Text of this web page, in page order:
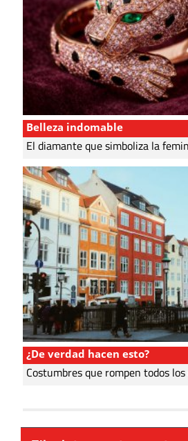
Belleza indomable
El diamante que simboliza la
¿De verdad hacen esto?
Costumbres que rompen todos